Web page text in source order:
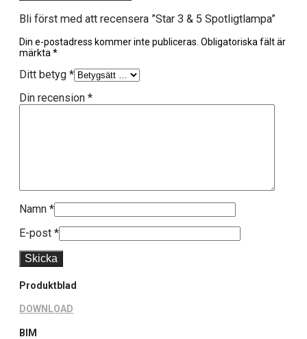
Bli först med att recensera ”Star 3 & 5 Spotligtlampa”
Din e-postadress kommer inte publiceras. Obligatoriska fält är
märkta *
Ditt betyg *
Din recension *
Namn *
E-post *
Produktblad
DOWNLOAD
BIM